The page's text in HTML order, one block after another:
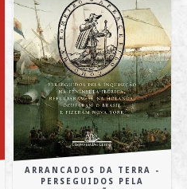
ARRANCADOS DA TERRA -
PERSEGUIDOS PELA